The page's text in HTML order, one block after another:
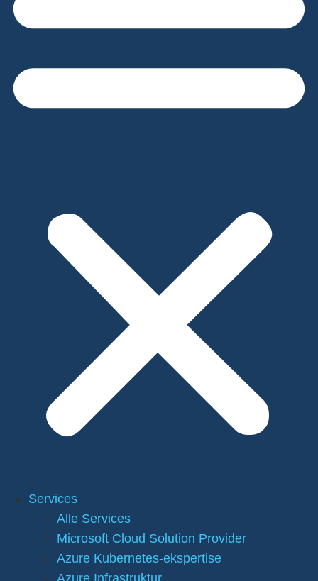
Services
Alle Services
Microsoft Cloud Solution Provider
Azure Kubernetes-ekspertise